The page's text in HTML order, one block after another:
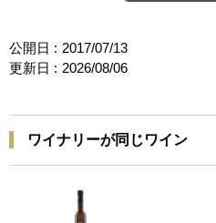
公開日 : 2017/07/13
更新日 : 2026/08/06
ワイナリーが同じワイン